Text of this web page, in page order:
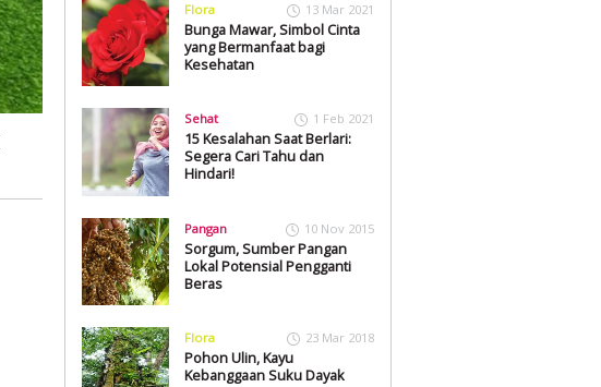
Flora 13 Mar 2021
Bunga Mawar, Simbol Cinta
yang Bermanfaat bagi
Kesehatan
Sehat 1 Feb 2021
15 Kesalahan Saat Berlari:
Segera Cari Tahu dan
Hindari!
Pangan 10 Nov 2015
Sorgum, Sumber Pangan
Lokal Potensial Pengganti
Beras
Flora 23 Mar 2018
Pohon Ulin, Kayu
Kebanggaan Suku Dayak